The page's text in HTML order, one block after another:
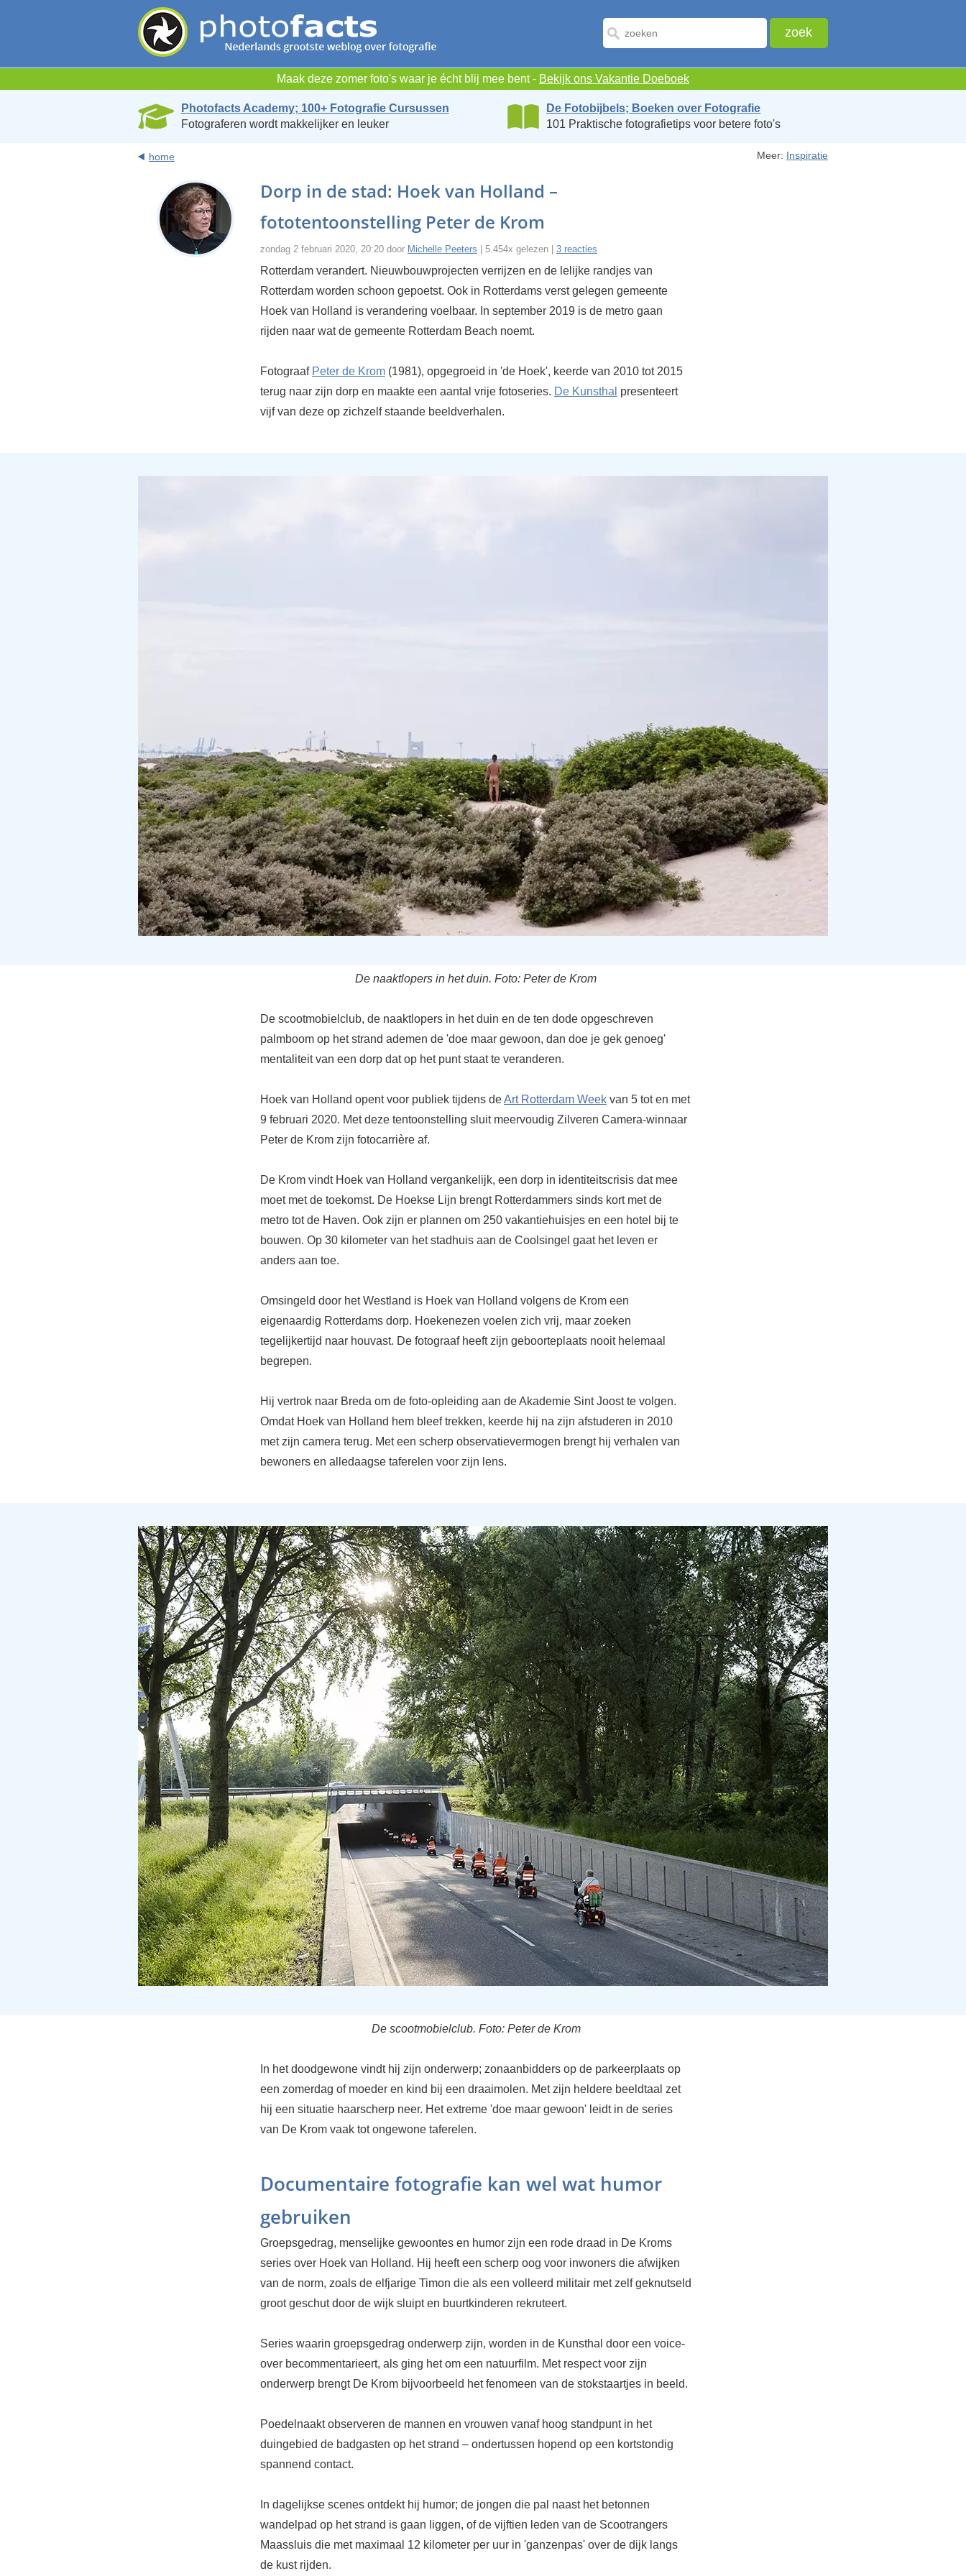
Maak deze zomer foto's waar je écht blij mee bent - Bekijk ons Vakantie Doeboek
Photofacts Academy; 100+ Fotografie Cursussen
Fotograferen wordt makkelijker en leuker
De Fotobijbels; Boeken over Fotografie
101 Praktische fotografietips voor betere foto's
home Meer: Inspiratie
Dorp in de stad: Hoek van Holland –
fototentoonstelling Peter de Krom
zondag 2 februari 2020, 20:20 door Michelle Peeters | 5.454x gelezen | 3 reacties
Rotterdam verandert. Nieuwbouwprojecten verrijzen en de lelijke randjes van
Rotterdam worden schoon gepoetst. Ook in Rotterdams verst gelegen gemeente
Hoek van Holland is verandering voelbaar. In september 2019 is de metro gaan
rijden naar wat de gemeente Rotterdam Beach noemt.
Fotograaf Peter de Krom (1981), opgegroeid in 'de Hoek', keerde van 2010 tot 2015
terug naar zijn dorp en maakte een aantal vrije fotoseries. De Kunsthal presenteert
vijf van deze op zichzelf staande beeldverhalen.
De naaktlopers in het duin. Foto: Peter de Krom
De scootmobielclub, de naaktlopers in het duin en de ten dode opgeschreven
palmboom op het strand ademen de 'doe maar gewoon, dan doe je gek genoeg'
mentaliteit van een dorp dat op het punt staat te veranderen.
Hoek van Holland opent voor publiek tijdens deArt Rotterdam Week van 5 tot en met
9 februari 2020. Met deze tentoonstelling sluit meervoudig Zilveren Camera-winnaar
Peter de Krom zijn fotocarrière af.
De Krom vindt Hoek van Holland vergankelijk, een dorp in identiteitscrisis dat mee
moet met de toekomst. De Hoekse Lijn brengt Rotterdammers sinds kort met de
metro tot de Haven. Ook zijn er plannen om 250 vakantiehuisjes en een hotel bij te
bouwen. Op 30 kilometer van het stadhuis aan de Coolsingel gaat het leven er
anders aan toe.
Omsingeld door het Westland is Hoek van Holland volgens de Krom een
eigenaardig Rotterdams dorp. Hoekenezen voelen zich vrij, maar zoeken
tegelijkertijd naar houvast. De fotograaf heeft zijn geboorteplaats nooit helemaal
begrepen.
Hij vertrok naar Breda om de foto-opleiding aan de Akademie Sint Joost te volgen.
Omdat Hoek van Holland hem bleef trekken, keerde hij na zijn afstuderen in 2010
met zijn camera terug. Met een scherp observatievermogen brengt hij verhalen van
bewoners en alledaagse taferelen voor zijn lens.
De scootmobielclub. Foto: Peter de Krom
In het doodgewone vindt hij zijn onderwerp; zonaanbidders op de parkeerplaats op
een zomerdag of moeder en kind bij een draaimolen. Met zijn heldere beeldtaal zet
hij een situatie haarscherp neer. Het extreme 'doe maar gewoon' leidt in de series
van De Krom vaak tot ongewone taferelen.
Documentaire fotografie kan wel wat humor
gebruiken
Groepsgedrag, menselijke gewoontes en humor zijn een rode draad in De Kroms
series over Hoek van Holland. Hij heeft een scherp oog voor inwoners die afwijken
van de norm, zoals de elfjarige Timon die als een volleerd militair met zelf geknutseld
groot geschut door de wijk sluipt en buurtkinderen rekruteert.
Series waarin groepsgedrag onderwerp zijn, worden in de Kunsthal door een voice-
over becommentarieert, als ging het om een natuurfilm. Met respect voor zijn
onderwerp brengt De Krom bijvoorbeeld het fenomeen van de stokstaartjes in beeld.
Poedelnaakt observeren de mannen en vrouwen vanaf hoog standpunt in het
duingebied de badgasten op het strand – ondertussen hopend op een kortstondig
spannend contact.
In dagelijkse scenes ontdekt hij humor; de jongen die pal naast het betonnen
wandelpad op het strand is gaan liggen, of de vijftien leden van de Scootrangers
Maassluis die met maximaal 12 kilometer per uur in 'ganzenpas' over de dijk langs
de kust rijden.